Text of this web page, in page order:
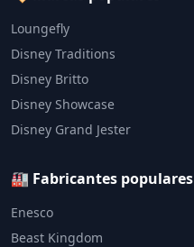
Loungefly
Disney Traditions
Disney Britto
Disney Showcase
Disney Grand Jester
🏭 Fabricantes populares
Enesco
Beast Kingdom